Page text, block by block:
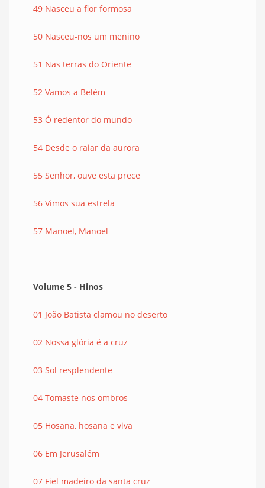
49 Nasceu a flor formosa
50 Nasceu-nos um menino
51 Nas terras do Oriente
52 Vamos a Belém
53 Ó redentor do mundo
54 Desde o raiar da aurora
55 Senhor, ouve esta prece
56 Vimos sua estrela
57 Manoel, Manoel
Volume 5 - Hinos
01 João Batista clamou no deserto
02 Nossa glória é a cruz
03 Sol resplendente
04 Tomaste nos ombros
05 Hosana, hosana e viva
06 Em Jerusalém
07 Fiel madeiro da santa cruz